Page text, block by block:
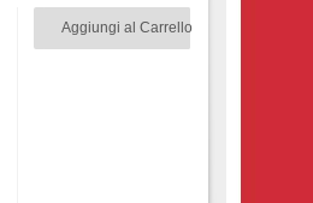
Aggiungi al Carrello